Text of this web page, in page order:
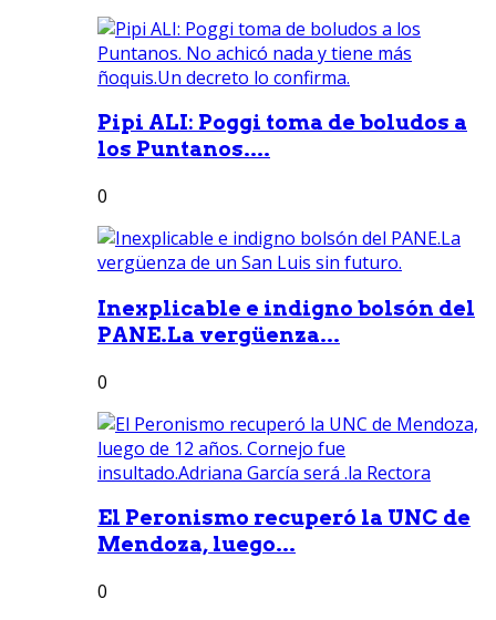
Pipi ALI: Poggi toma de boludos a
los Puntanos....
0
Inexplicable e indigno bolsón del
PANE.La vergüenza...
0
El Peronismo recuperó la UNC de
Mendoza, luego...
0